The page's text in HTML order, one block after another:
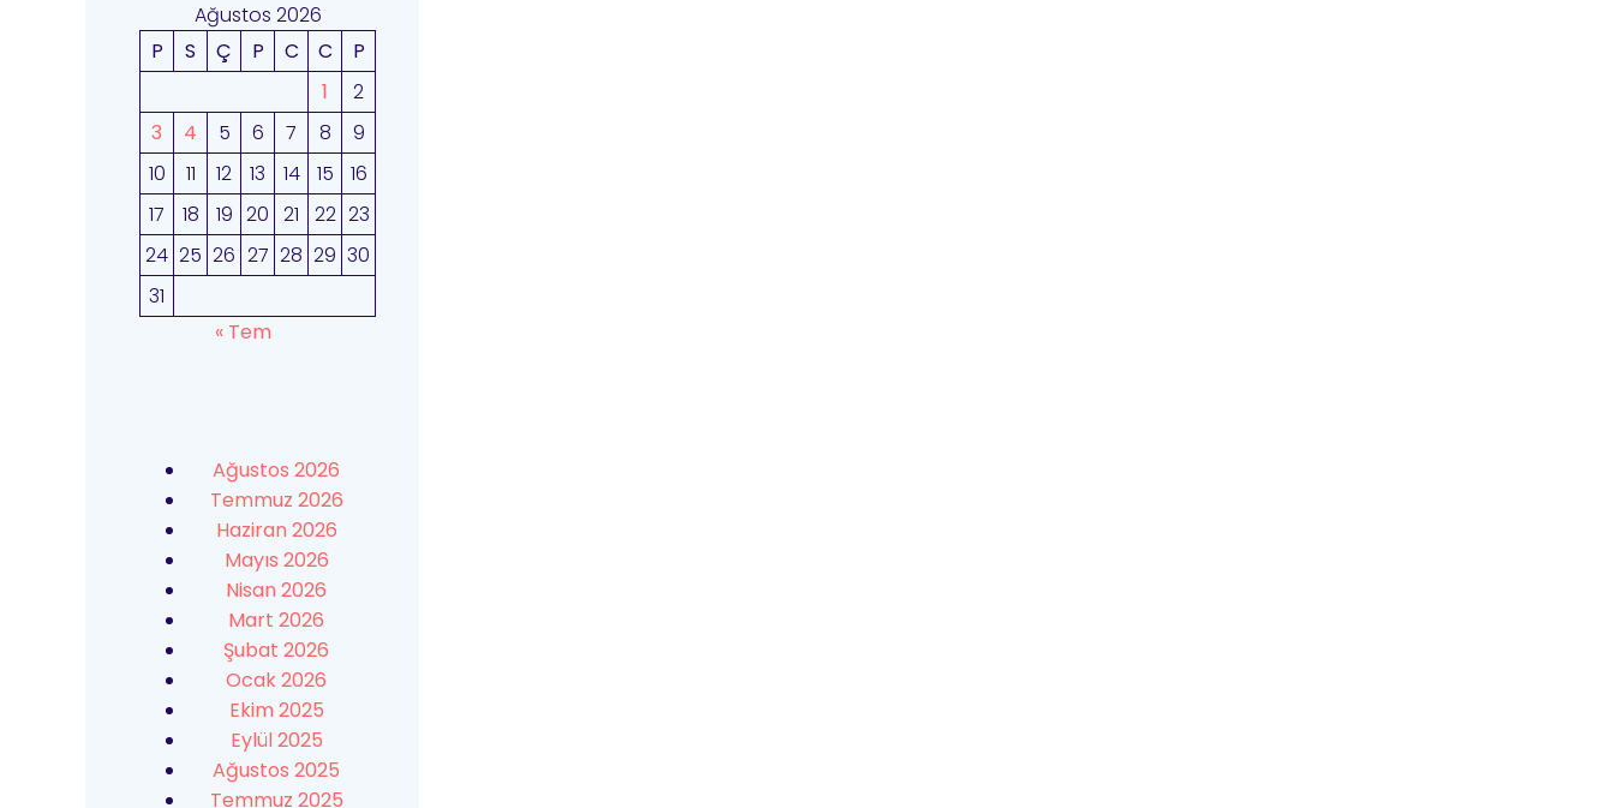
Ağustos 2026
P
S Ç P C C
P
1
2
3
4 5 6 7 8
9
10
11 12 13 14 15
16
17
18 19 20 21 22 23
24 25 26 27 28 29 30
31
« Tem
Ağustos 2026
Temmuz 2026
Haziran 2026
Mayıs 2026
Nisan 2026
Mart 2026
Şubat 2026
Ocak 2026
Ekim 2025
Eylül 2025
Ağustos 2025
Temmuz 2025